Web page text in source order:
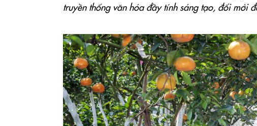
truyền thống văn hóa đầy tính sáng tạo, đổi mới